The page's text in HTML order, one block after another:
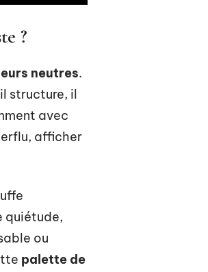
?
neutres.
structure, il
avec
afficher
quiétude,
ou
palette de